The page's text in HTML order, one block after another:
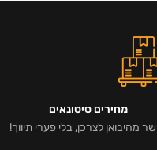
מחירים סיטונאים
מהיבואן לצרכן, בלי פערי תיווך!